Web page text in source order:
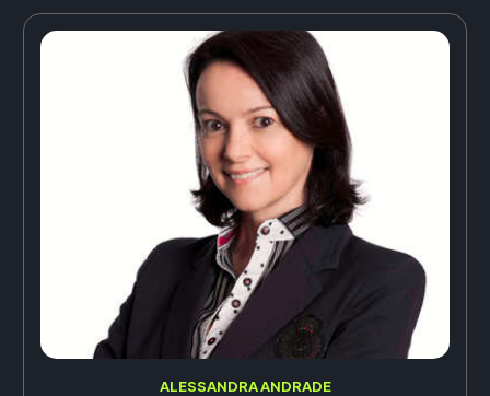
ALESSANDRA ANDRADE